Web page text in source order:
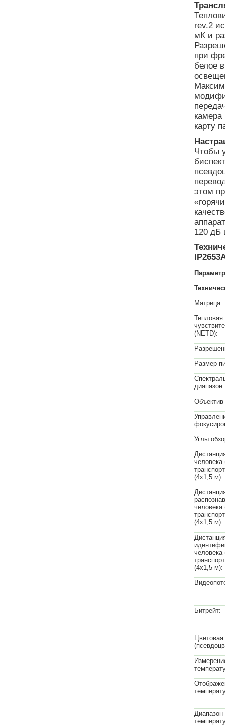
rev.2
мК и
при
белое
карту
Чтобы
этом
120 дБ
Матрица:
Тепловая
(NETD):
Размер
диапазон:
Объектив
Углы
(4х1,5 м):
(4х1,5 м):
(4х1,5 м):
Битрейт:
Диапазон